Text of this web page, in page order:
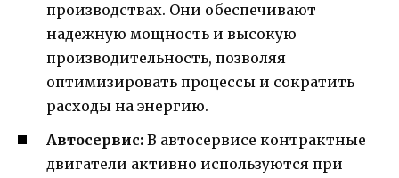
производствах. Они обеспечивают
надежную мощность и высокую
производительность, позволяя
оптимизировать процессы и сократить
расходы на энергию.
Автосервис: В автосервисе контрактные
двигатели активно используются при